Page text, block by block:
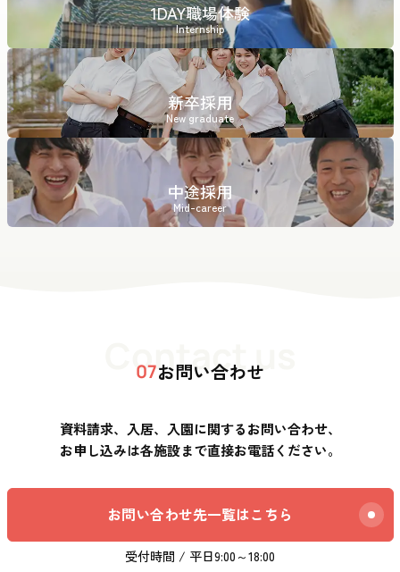
1DAY職場体験
Internship
新卒採用
New graduate
中途採用
Mid-career
Contact us
07お問い合わせ
資料請求、入居、入園に関するお問い合わせ、
お申し込みは各施設まで直接お電話ください。
お問い合わせ先一覧はこちら
受付時間 / 平日9:00～18:00